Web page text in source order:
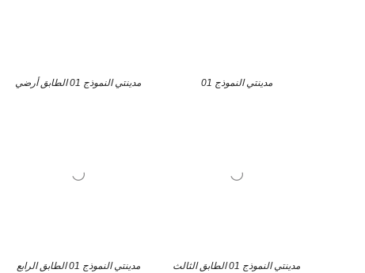
مدينتي النموذج 01 مدينتي النموذج 01 الطابق أرضي
مدينتي النموذج 01 الطابق الثالث مدينتي النموذج 01 الطابق الرابع